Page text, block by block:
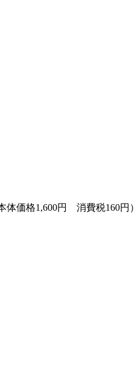
価格1,600円 消費税160円）